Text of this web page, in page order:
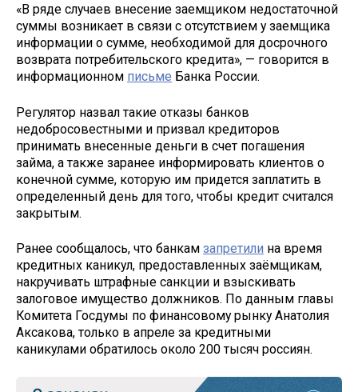
«В ряде случаев внесение заемщиком недостаточной
суммы возникает в связи с отсутствием у заемщика
информации о сумме, необходимой для досрочного
возврата потребительского кредита», — говорится в
информационном письме Банка России.
Регулятор назвал такие отказы банков
недобросовестными и призвал кредиторов
принимать внесенные деньги в счет погашения
займа, а также заранее информировать клиентов о
конечной сумме, которую им придется заплатить в
определенный день для того, чтобы кредит считался
закрытым.
Ранее сообщалось, что банкам запретили на время
кредитных каникул, предоставленных заёмщикам,
накручивать штрафные санкции и взыскивать
залоговое имущество должников. По данным главы
Комитета Госдумы по финансовому рынку Анатолия
Аксакова, только в апреле за кредитными
каникулами обратилось около 200 тысяч россиян.